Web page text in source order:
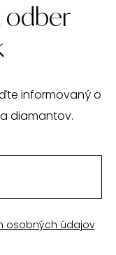
odber
informovaný o
diamantov.
osobných údajov